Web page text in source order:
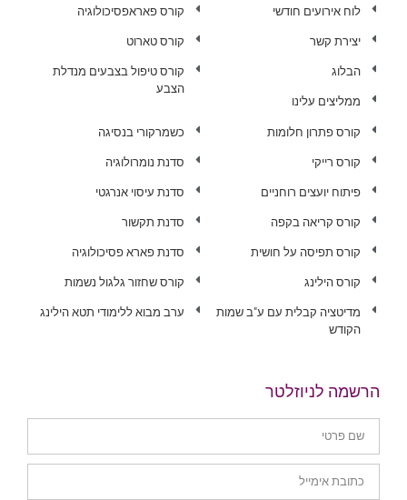
לוח אירועים חודשי
יצירת קשר
הבלוג
ממליצים עלינו
קורס פאראפסיכולוגיה
קורס טארוט
קורס טיפול בצבעים מנדלת
הצבע
קורס פתרון חלומות
קורס רייקי
פיתוח יועצים רוחניים
קורס קריאה בקפה
קורס תפיסה על חושית
קורס הילינג
מדיטציה קבלית עם ע"ב שמות
הקודש
כשמרקורי בנסיגה
סדנת נומרולוגיה
סדנת עיסוי אנרגטי
סדנת תקשור
סדנת פארא פסיכולוגיה
קורס שחזור גלגול נשמות
ערב מבוא ללימודי תטא הילינג
הרשמה לניוזלטר